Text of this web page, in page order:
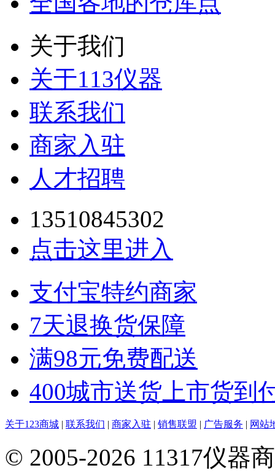
关于我们
关于113仪器
联系我们
商家入驻
人才招聘
13510845302
点击这里进入
支付宝特约商家
7天退换货保障
满98元免费配送
400城市送货上市货到
关于123商城 | 联系我们 | 商家入驻 | 销售联盟 | 广告服务 | 网站
© 2005-2026 11317仪器